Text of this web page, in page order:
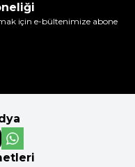
için e-bültenimize abone